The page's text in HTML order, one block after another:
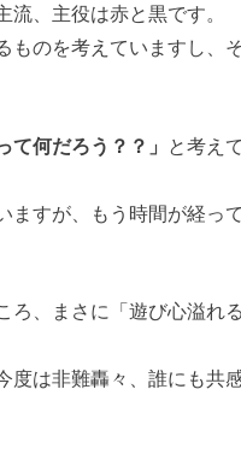
、主役は赤と黒です。
ものを考えていますし、
て何だろう？？」 と考え
ますが、もう時間が経っ
ろ、まさに「遊び心溢れ
は非難轟々、誰にも共